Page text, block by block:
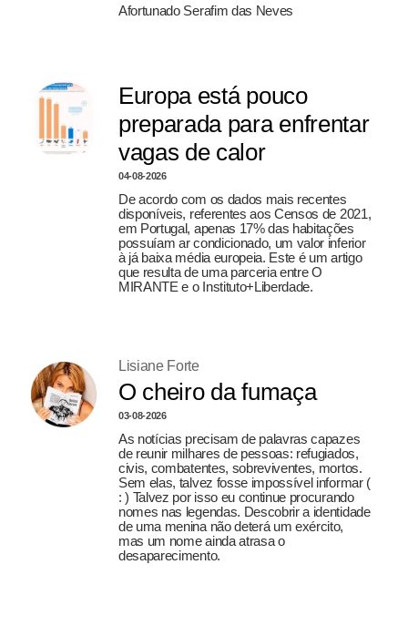
Afortunado Serafim das Neves
Europa está pouco
preparada para enfrentar
vagas de calor
04-08-2026
De acordo com os dados mais recentes
disponíveis, referentes aos Censos de 2021,
em Portugal, apenas 17% das habitações
possuíam ar condicionado, um valor inferior
à já baixa média europeia. Este é um artigo
que resulta de uma parceria entre O
MIRANTE e o Instituto+Liberdade.
Lisiane Forte
O cheiro da fumaça
03-08-2026
As notícias precisam de palavras capazes
de reunir milhares de pessoas: refugiados,
civis, combatentes, sobreviventes, mortos.
Sem elas, talvez fosse impossível informar (
: ) Talvez por isso eu continue procurando
nomes nas legendas. Descobrir a identidade
de uma menina não deterá um exército,
mas um nome ainda atrasa o
desaparecimento.